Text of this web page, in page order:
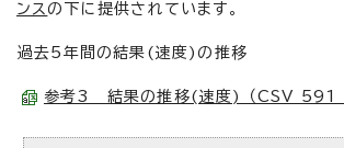
ンスの下に提供されています。
過去5年間の結果(速度)の推移
参考3 結果の推移(速度) （CSV 591